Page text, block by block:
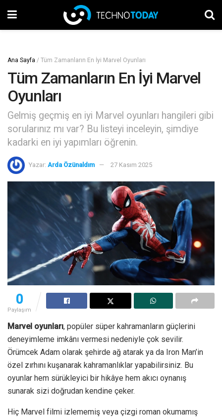
Ana Sayfa / Tüm Zamanların En İyi Marvel Oyunları
Tüm Zamanların En İyi Marvel
Oyunları
Gelmiş geçmiş en iyi Marvel oyunları hangileri gibi
sorularınız mı var? Bu listeyi inceleyin, şimdiye
kadarki en iyi yapımları öğrenin.
Yazar: Arda Özünaldım 27 Kasım 2025
0
Paylaşım
Marvel oyunları, popüler süper kahramanların güçlerini
deneyimleme imkânı vermesi nedeniyle çok sevilir.
Örümcek Adam olarak şehirde ağ atarak ya da Iron Man’in
özel zırhını kuşanarak kahramanlıklar yapabilirsiniz. Bu
oyunlar hem sürükleyici bir hikâye hem akıcı oynanış
sunarak sizi doğrudan kendine çeker.
Hiç Marvel filmi izlememiş veya çizgi roman okumamış